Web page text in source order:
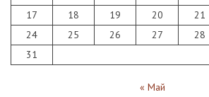
17
18 19 20 21
24
25 26 27 28
31
« Май